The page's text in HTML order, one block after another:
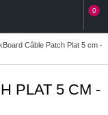
0
Câble Patch Plat 5 cm -
PLAT 5 CM -